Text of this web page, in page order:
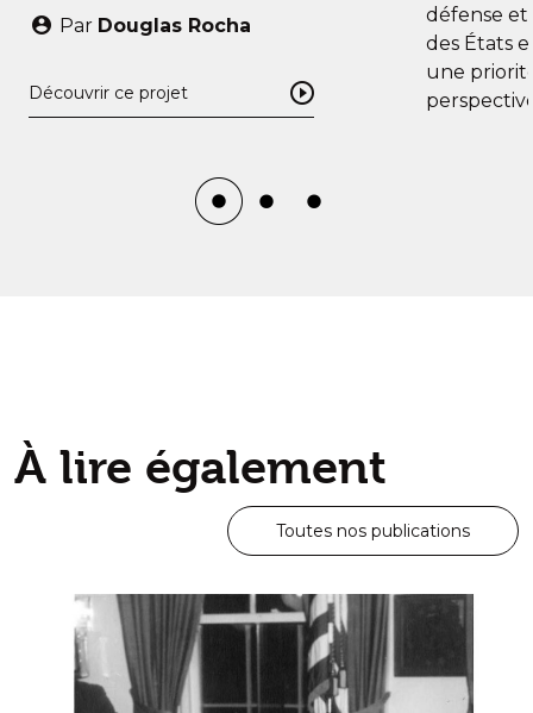
Par Douglas Rocha
Découvrir ce projet
défense et
des États
une
À lire également
Toutes nos publications